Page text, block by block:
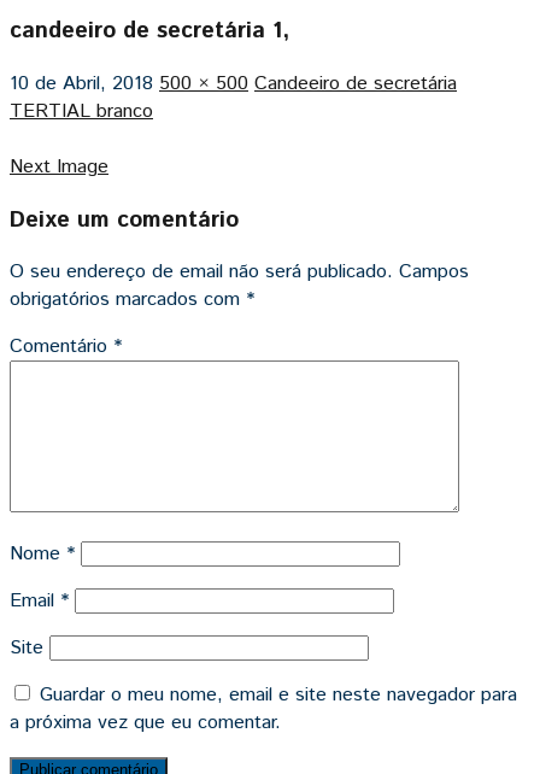
candeeiro de secretária 1,
10 de Abril, 2018 500 × 500 Candeeiro de secretária
TERTIAL branco
Next Image
Deixe um comentário
O seu endereço de email não será publicado. Campos
obrigatórios marcados com *
Comentário *
Nome *
Email *
Site
Guardar o meu nome, email e site neste navegador para
a próxima vez que eu comentar.